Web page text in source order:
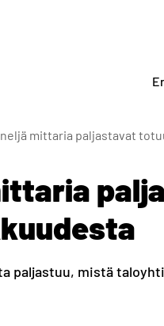
neljä mittaria paljastavat
paljastuu, mistä